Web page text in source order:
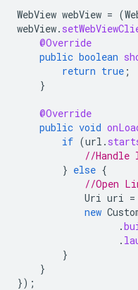
WebView webView = (
webView.
@Override
public boolean
return true ;
}
@Override
public void
if (url .
//
} else {
//Open
Uri uri =
new
.
.
}
}
});